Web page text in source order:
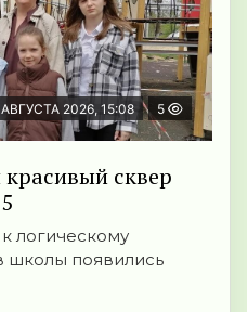
2026, 15:08 5
сквер
логическому
появились